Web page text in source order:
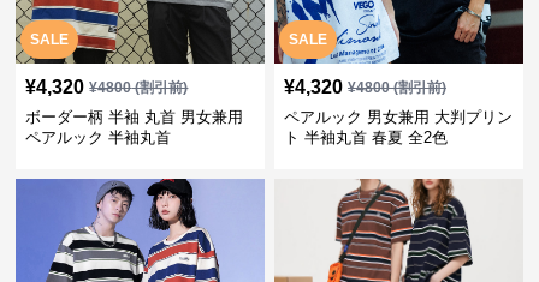
SALE
¥4,320 ¥4800(割引前)
ボーダー柄 半袖 丸首 男女兼用
ペアルック 半袖丸首
SALE
¥4,320 ¥4800(割引前)
ペアルック 男女兼用 大判プリン
ト 半袖丸首 春夏 全2色